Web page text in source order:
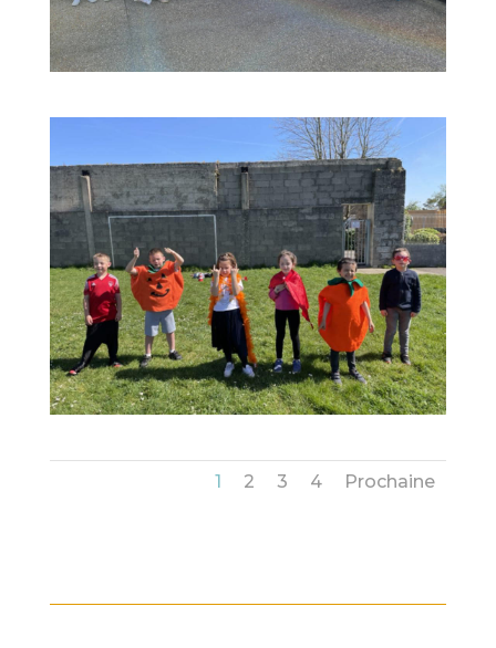
1 2 3 4 Prochaine